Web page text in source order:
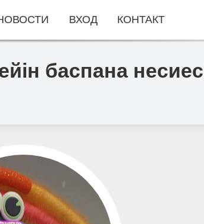
баспана
ВХОД КОНТАКТ